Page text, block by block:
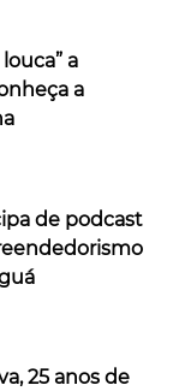
a
a
de podcast
25 anos de